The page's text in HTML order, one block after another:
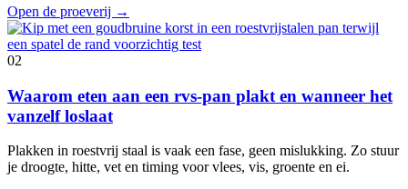
Open de proeverij →
02
Waarom eten aan een rvs-pan plakt en wanneer het
vanzelf loslaat
Plakken in roestvrij staal is vaak een fase, geen mislukking. Zo stuur
je droogte, hitte, vet en timing voor vlees, vis, groente en ei.